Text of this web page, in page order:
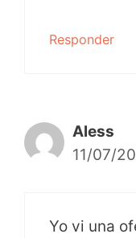
Responder
Aless
11/07/
Yo vi una